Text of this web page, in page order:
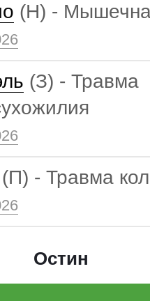
(Н) -
(З) - Травма
(П) - Травма
Остин